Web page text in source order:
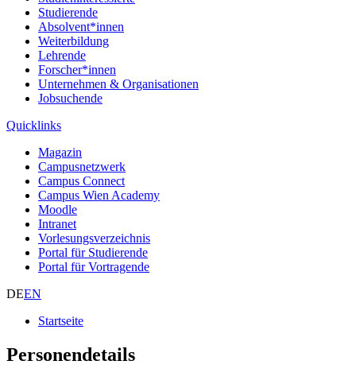
Studierende
Absolvent*innen
Weiterbildung
Lehrende
Forscher*innen
Unternehmen & Organisationen
Jobsuchende
Quicklinks
Magazin
Campusnetzwerk
Campus Connect
Campus Wien Academy
Moodle
Intranet
Vorlesungsverzeichnis
Portal für Studierende
Portal für Vortragende
DEEN
Startseite
Personendetails